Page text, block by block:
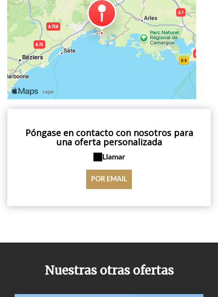
Póngase en contacto con nosotros para
una oferta personalizada
Llamar
POR EMAIL
Nuestras otras ofertas